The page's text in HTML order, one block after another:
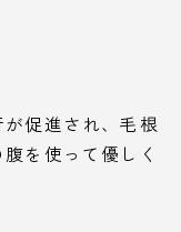
促進され、毛根
を使って優しく